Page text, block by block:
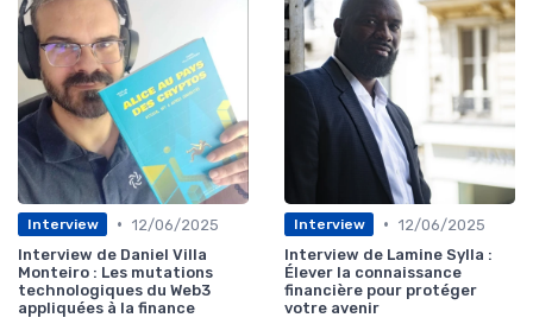
Interview • 12/06/2025
Interview de Daniel Villa
Monteiro : Les mutations
technologiques du Web3
appliquées à la finance
Interview • 12/06/2025
Interview de Lamine Sylla :
Élever la connaissance
financière pour protéger
votre avenir